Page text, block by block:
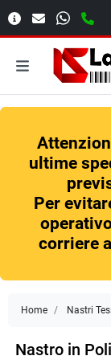
ultime
Per
corriere
Home Nastri
Nastro in